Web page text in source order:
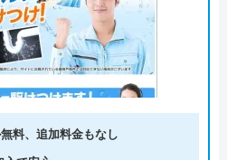
料、追加料金もなし